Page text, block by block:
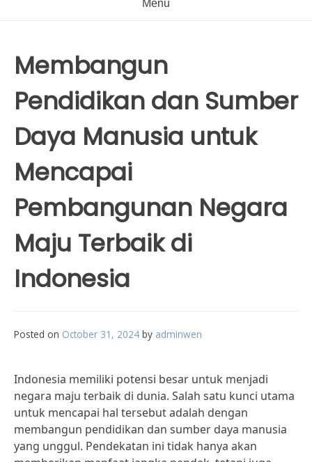
Menu
Membangun
Pendidikan dan Sumber
Daya Manusia untuk
Mencapai
Pembangunan Negara
Maju Terbaik di
Indonesia
Posted on October 31, 2024 by adminwen
Indonesia memiliki potensi besar untuk menjadi
negara maju terbaik di dunia. Salah satu kunci utama
untuk mencapai hal tersebut adalah dengan
membangun pendidikan dan sumber daya manusia
yang unggul. Pendekatan ini tidak hanya akan